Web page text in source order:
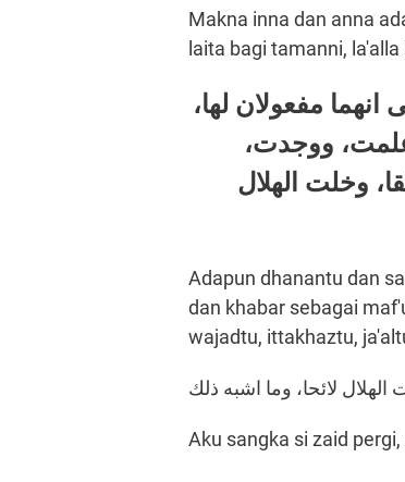
Makna inna dan anna
laita bagi tamanni,
انهما مفعولان لها،
ووجدت،
وخلت الهلال
Adapun dhanantu dan
dan khabar sebagai
wajadtu, ittakhaztu,
لائحا، وما اشبه ذلك
Aku sangka si zaid